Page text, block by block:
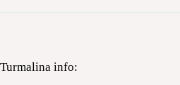
Turmalina info: